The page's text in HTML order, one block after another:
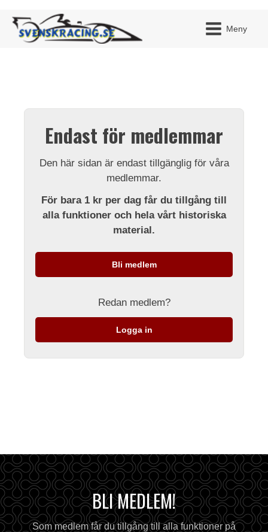
Meny
Endast för medlemmar
Den här sidan är endast tillgänglig för våra
medlemmar.
För bara 1 kr per dag får du tillgång till
alla funktioner och hela vårt historiska
material.
Bli medlem
Redan medlem?
Logga in
BLI MEDLEM!
Som medlem får du tillgång till alla funktioner på